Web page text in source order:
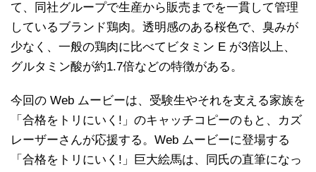
て、同社グループで生産から販売までを一貫して管理
しているブランド鶏肉。透明感のある桜色で、臭みが
少なく、一般の鶏肉に比べてビタミン E が3倍以上、
グルタミン酸が約1.7倍などの特徴がある。
今回の Web ムービーは、受験生やそれを支える家族を
「合格をトリにいく!」のキャッチコピーのもと、カズ
レーザーさんが応援する。Web ムービーに登場する
「合格をトリにいく!」巨大絵馬は、同氏の直筆になっ